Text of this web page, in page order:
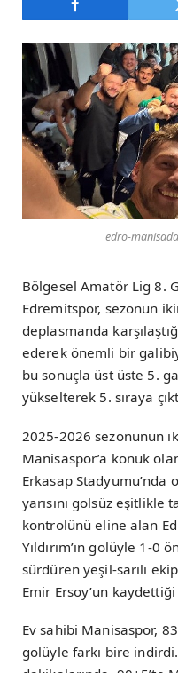
edro-
Bölgesel Amatör Lig 8.
Edremitspor, sezonun
deplasmanda
ederek önemli bir
bu sonuçla üst üste 5.
yükselterek 5. sıraya
2025-2026 sezonunun
Manisaspor’a konuk
Erkasap Stadyumu’nda
yarısını golsüz eşitlikle
kontrolünü eline alan
Yıldırım’ın golüyle 1-0
sürdüren yeşil-sarılı
Emir Ersoy’un
Ev sahibi Manisaspor,
golüyle farkı bire